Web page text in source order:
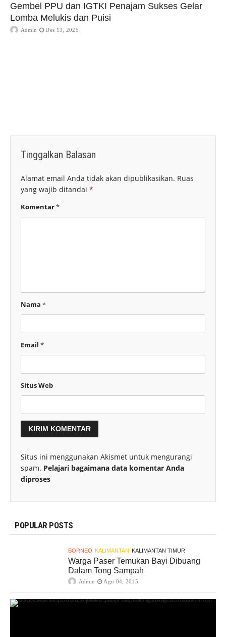
Gembel PPU dan IGTKI Penajam Sukses Gelar
Lomba Melukis dan Puisi
Admin Des 13, 2025
Tinggalkan Balasan
Alamat email Anda tidak akan dipublikasikan. Ruas
yang wajib ditandai *
Komentar*
Nama *
Email *
Situs Web
Situs ini menggunakan Akismet untuk mengurangi
spam. Pelajari bagaimana data komentar Anda
diproses
POPULAR POSTS
BORNEO KALIMANTAN KALIMANTAN TIMUR
Warga Paser Temukan Bayi Dibuang
Dalam Tong Sampah
Admin Agu 04, 2015